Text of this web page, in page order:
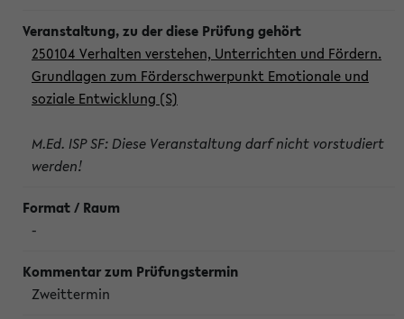
250104 Verhalten verstehen, Unterrichten und Fördern.
Grundlagen zum Förderschwerpunkt Emotionale und
soziale Entwicklung (S)
M.Ed. ISP SF: Diese Veranstaltung darf nicht vorstudiert
werden!
-
Zweittermin